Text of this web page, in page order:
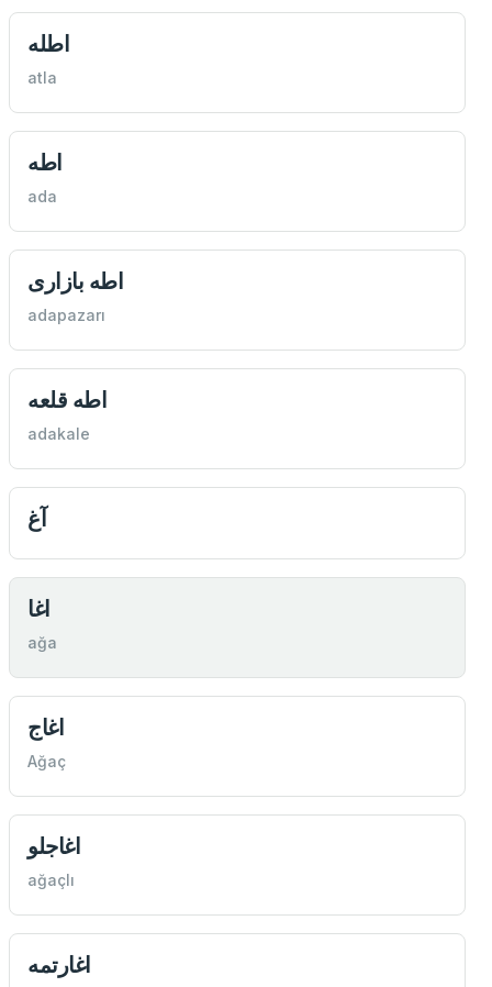
اطله
atla
اطه
ada
اطه بازاری
adapazarı
اطه قلعه
adakale
آغ
اغا
ağa
اغاج
Ağaç
اغاجلو
ağaçlı
اغارتمه